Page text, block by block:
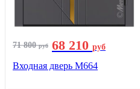
71 800руб 68 210 руб
Входная дверь М664